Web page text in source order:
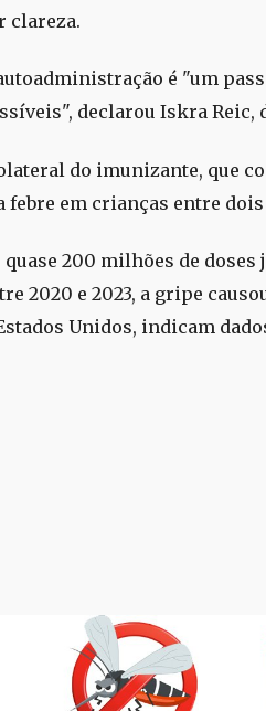
clareza.
é "um
declarou Iskra Reic,
do imunizante, que
febre em crianças entre
quase 200 milhões de
2020 e 2023, a gripe
Unidos, indicam